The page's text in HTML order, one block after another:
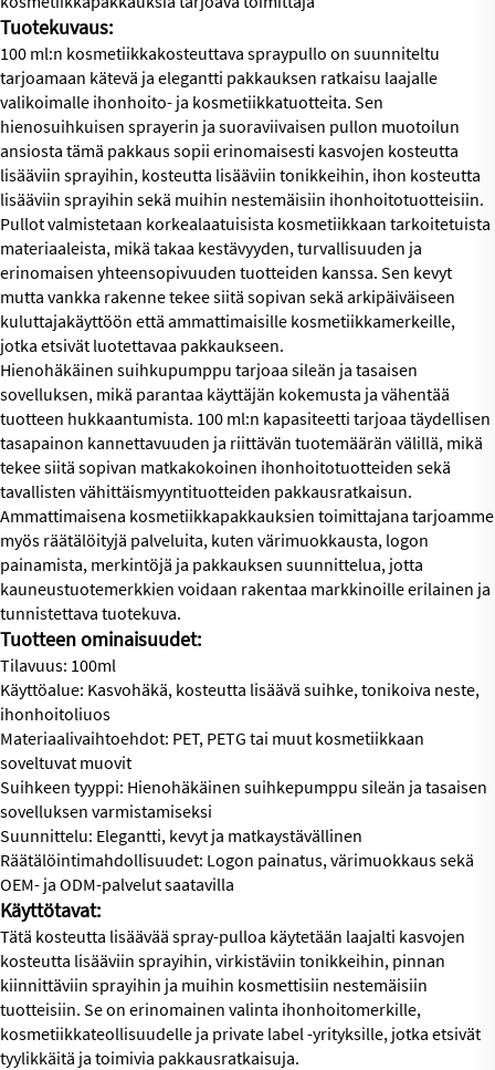
Tuotekuvaus:
100 ml:n kosmetiikkakosteuttava spraypullo on suunniteltu
tarjoamaan kätevä ja elegantti pakkauksen ratkaisu laajalle
valikoimalle ihonhoito- ja kosmetiikkatuotteita. Sen
hienosuihkuisen sprayerin ja suoraviivaisen pullon muotoilun
ansiosta tämä pakkaus sopii erinomaisesti kasvojen kosteutta
lisääviin sprayihin, kosteutta lisääviin tonikkeihin, ihon kosteutta
lisääviin sprayihin sekä muihin nestemäisiin ihonhoitotuotteisiin.
Pullot valmistetaan korkealaatuisista kosmetiikkaan tarkoitetuista
materiaaleista, mikä takaa kestävyyden, turvallisuuden ja
erinomaisen yhteensopivuuden tuotteiden kanssa. Sen kevyt
mutta vankka rakenne tekee siitä sopivan sekä arkipäiväiseen
kuluttajakäyttöön että ammattimaisille kosmetiikkamerkeille,
jotka etsivät luotettavaa pakkaukseen.
Hienohäkäinen suihkupumppu tarjoaa sileän ja tasaisen
sovelluksen, mikä parantaa käyttäjän kokemusta ja vähentää
tuotteen hukkaantumista. 100 ml:n kapasiteetti tarjoaa täydellisen
tasapainon kannettavuuden ja riittävän tuotemäärän välillä, mikä
tekee siitä sopivan matkakokoinen ihonhoitotuotteiden sekä
tavallisten vähittäismyyntituotteiden pakkausratkaisun.
Ammattimaisena kosmetiikkapakkauksien toimittajana tarjoamme
myös räätälöityjä palveluita, kuten värimuokkausta, logon
painamista, merkintöjä ja pakkauksen suunnittelua, jotta
kauneustuotemerkkien voidaan rakentaa markkinoille erilainen ja
tunnistettava tuotekuva.
Tuotteen ominaisuudet:
Tilavuus: 100ml
Käyttöalue: Kasvohäkä, kosteutta lisäävä suihke, tonikoiva neste,
ihonhoitoliuos
Materiaalivaihtoehdot: PET, PETG tai muut kosmetiikkaan
soveltuvat muovit
Suihkeen tyyppi: Hienohäkäinen suihkepumppu sileän ja tasaisen
sovelluksen varmistamiseksi
Suunnittelu: Elegantti, kevyt ja matkaystävällinen
Räätälöintimahdollisuudet: Logon painatus, värimuokkaus sekä
OEM- ja ODM-palvelut saatavilla
Käyttötavat:
Tätä kosteutta lisäävää spray-pulloa käytetään laajalti kasvojen
kosteutta lisääviin sprayihin, virkistäviin tonikkeihin, pinnan
kiinnittäviin sprayihin ja muihin kosmettisiin nestemäisiin
tuotteisiin. Se on erinomainen valinta ihonhoitomerkille,
kosmetiikkateollisuudelle ja private label -yrityksille, jotka etsivät
tyylikkäitä ja toimivia pakkausratkaisuja.